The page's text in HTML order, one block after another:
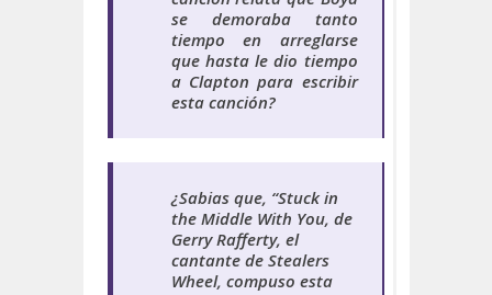
se demoraba tanto
tiempo en arreglarse
que hasta le dio tiempo
a Clapton para escribir
esta canción?
¿Sabias que, “Stuck in
the Middle With You, de
Gerry Rafferty, el
cantante de Stealers
Wheel, compuso esta